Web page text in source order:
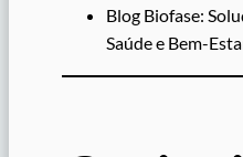
Blog Biofase:
Saúde e Bem-